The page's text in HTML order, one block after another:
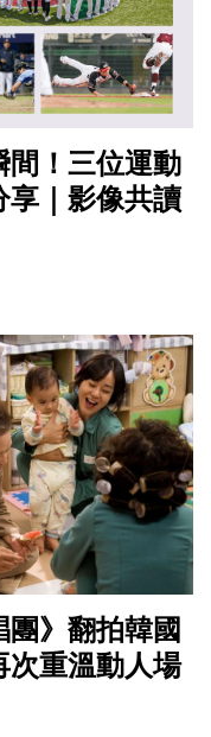
間！三位運動
享｜影像共讀
》翻拍韓國
次重溫動人場